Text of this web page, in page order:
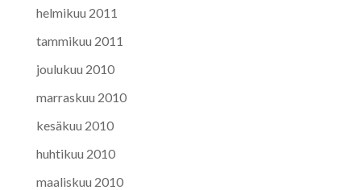
helmikuu 2011
tammikuu 2011
joulukuu 2010
marraskuu 2010
kesäkuu 2010
huhtikuu 2010
maaliskuu 2010